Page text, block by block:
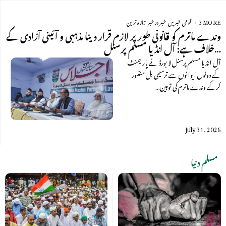
تازہ ترینخبر در خبرقومی خبریں+ 3 MORE
وندے ماترم کو قانونی طور پر لازم قرار دینا مذہبی و آئینی آزادی کے
خلاف ہے: آل انڈیا مسلم پرسنل…
آل انڈیا مسلم پرسنل لا بورڈ نے پارلیمنٹ
کے دونوں ایوانوں سے ترمیمی بل منظور
کرکے وندے ماترم کی توہین…
July 31, 2026
مسلم دنیا